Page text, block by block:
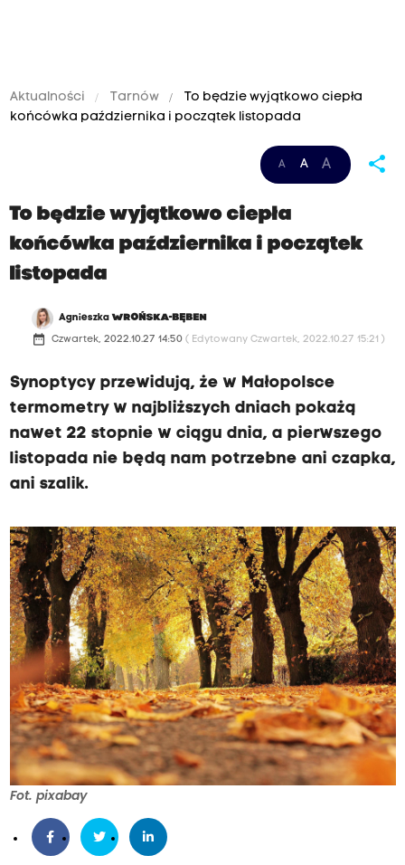
Aktualności Tarnów
To będzie wyjątkowo ciepła
końcówka października i początek listopada
A A A share
To będzie wyjątkowo ciepła
końcówka października i początek
listopada
AgnieszkaWROŃSKA-BĘBEN
date_range Czwartek, 2022.10.27 14:50 ( Edytowany Czwartek, 2022.10.27 15:21 )
Synoptycy przewidują, że w Małopolsce
termometry w najbliższych dniach pokażą
nawet 22 stopnie w ciągu dnia, a pierwszego
listopada nie będą nam potrzebne ani czapka,
ani szalik.
Fot. pixabay